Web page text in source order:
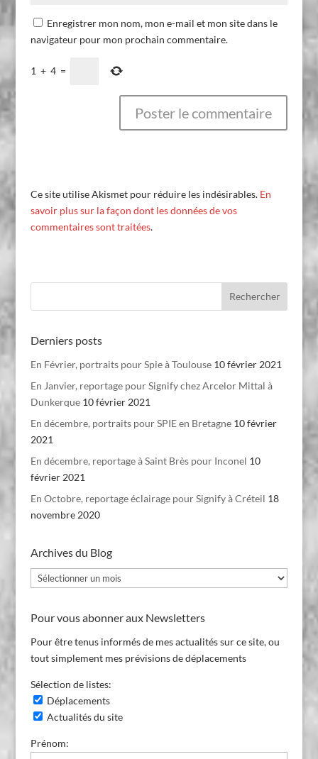
Enregistrer mon nom, mon e-mail et mon site dans le
navigateur pour mon prochain commentaire.
1 + 4 =
Ce site utilise Akismet pour réduire les indésirables. En
savoir plus sur la façon dont les données de vos
commentaires sont traitées.
Derniers posts
En Février, portraits pour Spie à Toulouse 10 février 2021
En Janvier, reportage pour Signify chez Arcelor Mittal à
Dunkerque 10 février 2021
En décembre, portraits pour SPIE en Bretagne 10 février
2021
En décembre, reportage à Saint Brès pour Inconel 10
février 2021
En Octobre, reportage éclairage pour Signify à Créteil 18
novembre 2020
Archives du Blog
Archives
du
Pour vous abonner aux Newsletters
Pour être tenus informés de mes actualités sur ce site, ou
tout simplement mes prévisions de déplacements
Sélection de listes:
Déplacements
Actualités du site
Prénom: